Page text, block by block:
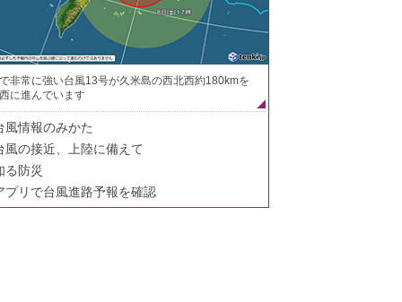
非常に強い台風13号が久米島の西北西約180kmを
に進んでいます
風情報のみかた
風の接近、上陸に備えて
る防災
プリで台風進路予報を確認